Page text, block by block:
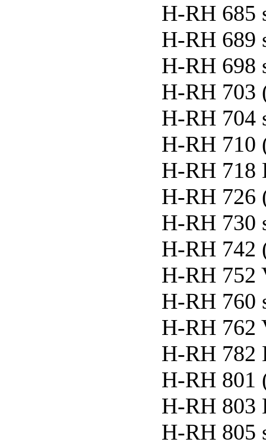
H-RH 685
H-RH 689
H-RH 698
H-RH 703
H-RH 704
H-RH 710
H-RH 718
H-RH 726
H-RH 730
H-RH 742
H-RH 752
H-RH 760
H-RH 762
H-RH 782
H-RH 801
H-RH 803
H-RH 805